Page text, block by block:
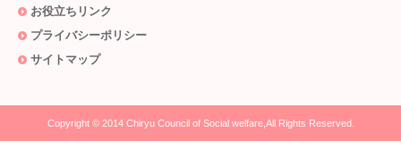
お役立ちリンク
プライバシーポリシー
サイトマップ
Copyright © 2014 Chiryu Council of Social welfare,All Rights Reserved.